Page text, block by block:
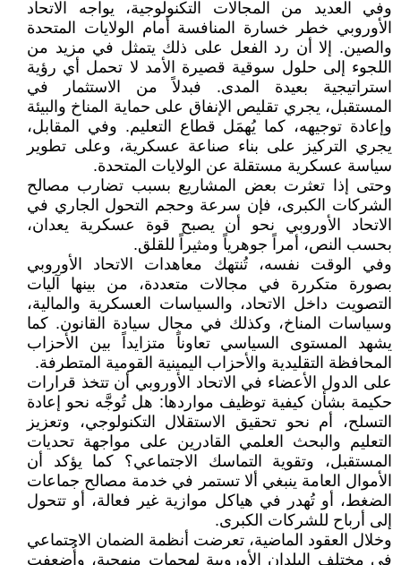
وفي العديد من المجالات التكنولوجية، يواجه الاتحاد
الأوروبي خطر خسارة المنافسة أمام الولايات المتحدة
والصين. إلا أن رد الفعل على ذلك يتمثل في مزيد من
اللجوء إلى حلول سوقية قصيرة الأمد لا تحمل أي رؤية
استراتيجية بعيدة المدى. فبدلاً من الاستثمار في
المستقبل، يجري تقليص الإنفاق على حماية المناخ والبيئة
وإعادة توجيهه، كما يُهمَل قطاع التعليم. وفي المقابل،
يجري التركيز على بناء صناعة عسكرية، وعلى تطوير
سياسة عسكرية مستقلة عن الولايات المتحدة.
وحتى إذا تعثرت بعض المشاريع بسبب تضارب مصالح
الشركات الكبرى، فإن سرعة وحجم التحول الجاري في
الاتحاد الأوروبي نحو أن يصبح قوة عسكرية يعدان،
بحسب النص، أمراً جوهرياً ومثيراً للقلق.
وفي الوقت نفسه، تُنتهك معاهدات الاتحاد الأوروبي
بصورة متكررة في مجالات متعددة، من بينها آليات
التصويت داخل الاتحاد، والسياسات العسكرية والمالية،
وسياسات المناخ، وكذلك في مجال سيادة القانون. كما
يشهد المستوى السياسي تعاوناً متزايداً بين الأحزاب
المحافظة التقليدية والأحزاب اليمينية القومية المتطرفة.
على الدول الأعضاء في الاتحاد الأوروبي أن تتخذ قرارات
حكيمة بشأن كيفية توظيف مواردها: هل تُوجَّه نحو إعادة
التسلح، أم نحو تحقيق الاستقلال التكنولوجي، وتعزيز
التعليم والبحث العلمي القادرين على مواجهة تحديات
المستقبل، وتقوية التماسك الاجتماعي؟ كما يؤكد أن
الأموال العامة ينبغي ألا تستمر في خدمة مصالح جماعات
الضغط، أو تُهدر في هياكل موازية غير فعالة، أو تتحول
إلى أرباح للشركات الكبرى.
وخلال العقود الماضية، تعرضت أنظمة الضمان الاجتماعي
في مختلف البلدان الأوروبية لهجمات منهجية، وأُضعفت